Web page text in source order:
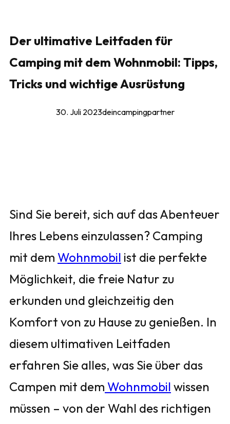
Der ultimative Leitfaden für
Camping mit dem Wohnmobil: Tipps,
Tricks und wichtige Ausrüstung
30. Juli 2023deincampingpartner
Sind Sie bereit, sich auf das Abenteuer
Ihres Lebens einzulassen? Camping
mit dem Wohnmobil ist die perfekte
Möglichkeit, die freie Natur zu
erkunden und gleichzeitig den
Komfort von zu Hause zu genießen. In
diesem ultimativen Leitfaden
erfahren Sie alles, was Sie über das
Campen mit dem Wohnmobil wissen
müssen – von der Wahl des richtigen